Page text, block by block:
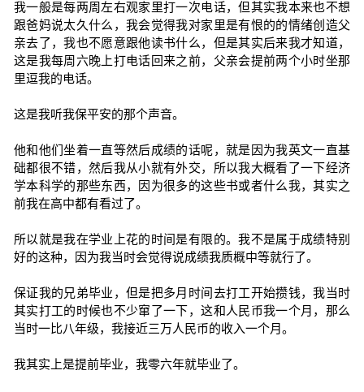
我一般是每两周左右观家里打一次电话，但其实我本来也不想
跟爸妈说太久什么，我会觉得我对家里是有恨的的情绪创造父
亲去了，我也不愿意跟他读书什么，但是其实后来我才知道，
这是我每周六晚上打电话回来之前，父亲会提前两个小时坐那
里逗我的电话。
这是我听我保平安的那个声音。
他和他们坐着一直等然后成绩的话呢，就是因为我英文一直基
础都很不错，然后我从小就有外交，所以我大概看了一下经济
学本科学的那些东西，因为很多的这些书或者什么我，其实之
前我在高中都有看过了。
所以就是我在学业上花的时间是有限的。我不是属于成绩特别
好的这种，因为我当时会觉得说成绩我质概中等就行了。
保证我的兄弟毕业，但是把多月时间去打工开始攒钱，我当时
其实打工的时候也不少窜了一下，这和人民币我一个月，那么
当时一比八年级，我接近三万人民币的收入一个月。
我其实上是提前毕业，我零六年就毕业了。